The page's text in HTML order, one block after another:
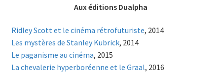
Aux éditions Dualpha
Ridley Scott et le cinéma rétrofuturiste, 2014
Les mystères de Stanley Kubrick, 2014
Le paganisme au cinéma, 2015
La chevalerie hyperboréenne et le Graal, 2016